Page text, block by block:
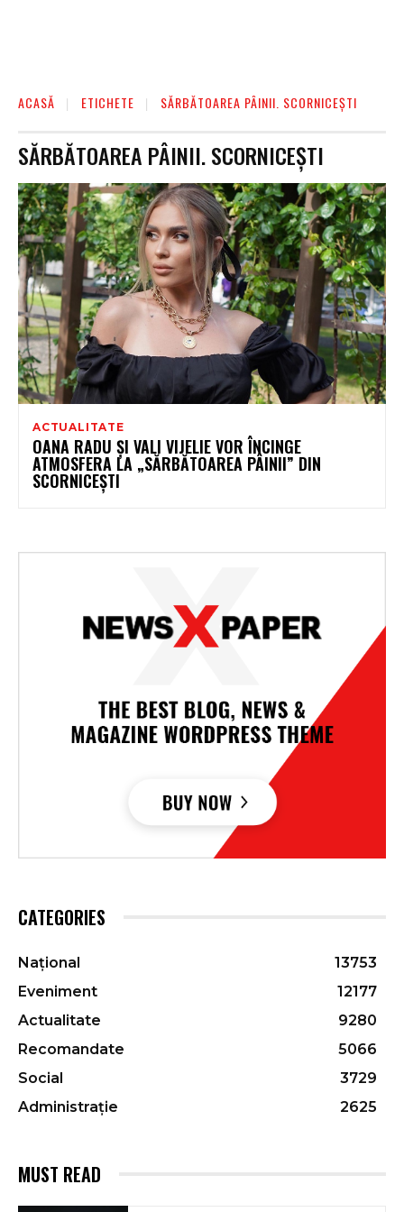
ACASĂ ETICHETE SĂRBĂTOAREA PÂINII. SCORNICEȘTI
SĂRBĂTOAREA PÂINII. SCORNICEȘTI
ACTUALITATE
OANA RADU ȘI VALI VIJELIE VOR ÎNCINGE
ATMOSFERA LA „SĂRBĂTOAREA PÂINII” DIN
SCORNICEȘTI
CATEGORIES
Național
13753
Eveniment
12177
Actualitate
9280
Recomandate
5066
Social
3729
Administrație
2625
MUST READ